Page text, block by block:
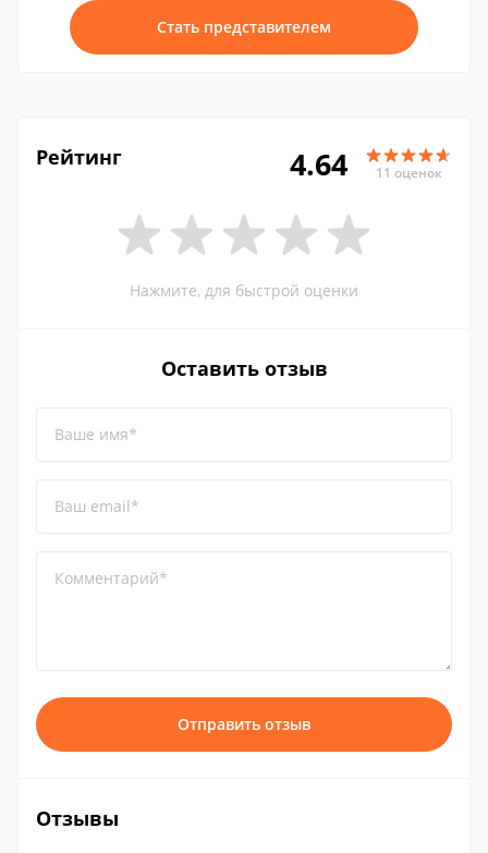
Стать представителем
Рейтинг 4.64 11 оценок
Нажмите, для быстрой оценки
Оставить отзыв
Ваше имя*
Ваш email*
Комментарий*
Отправить отзыв
Отзывы